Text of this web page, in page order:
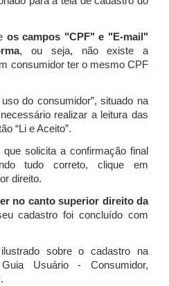
os campos "CPF" e "E-mail"
, ou seja, não existe a
consumidor ter o mesmo CPF
do consumidor”, situado na
realizar a leitura das
“Li e Aceito”.
solicita a confirmação final
tudo correto, clique em
direito.
no canto superior direito da
cadastro foi concluído com
sobre o cadastro na
Usuário - Consumidor,
.